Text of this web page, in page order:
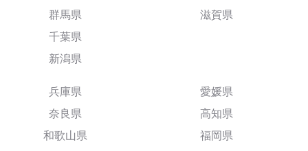
群馬県
千葉県
新潟県
滋賀県
兵庫県
奈良県
和歌山県
愛媛県
高知県
福岡県